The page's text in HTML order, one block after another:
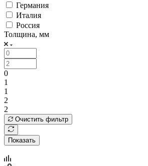
Германия
Италия
Россия
Толщина, мм
0
1
1
2
2
Очистить фильтр
Показать